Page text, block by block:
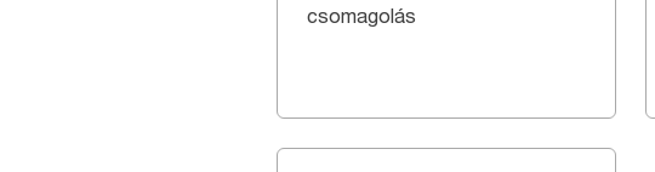
csomagolás